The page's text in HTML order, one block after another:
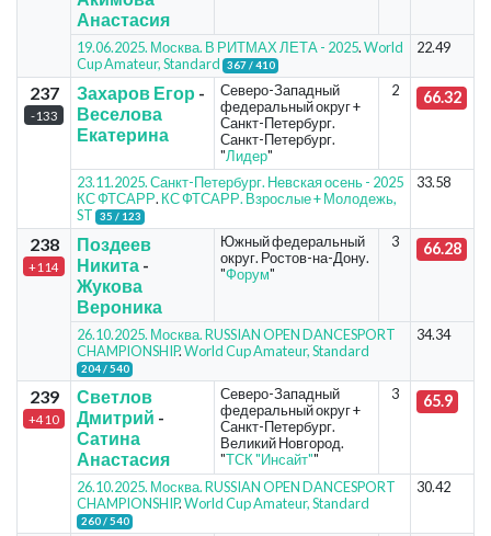
Анастасия
19.06.2025. Москва. В РИТМАХ ЛЕТА - 2025.World
Cup Amateur, Standard
367 / 410
22.49
237
-133
Захаров Егор -
Веселова
Екатерина
Северо-Западный
федеральный округ +
Санкт-Петербург.
Санкт-Петербург.
"Лидер"
2 66.32
23.11.2025. Санкт-Петербург. Невская осень - 2025
КС ФТСАРР. КС ФТСАРР. Взрослые + Молодежь,
ST
35 / 123
33.58
238
+114
Поздеев
Никита-
Жукова
Вероника
Южный федеральный
округ. Ростов-на-Дону.
"Форум"
3 66.28
26.10.2025. Москва. RUSSIAN OPEN DANCESPORT
CHAMPIONSHIP.World Cup Amateur, Standard
204 / 540
34.34
239
+410
Светлов
Дмитрий -
Сатина
Анастасия
Северо-Западный
федеральный округ +
Санкт-Петербург.
Великий Новгород.
"ТСК "Инсайт""
3 65.9
26.10.2025. Москва. RUSSIAN OPEN DANCESPORT
CHAMPIONSHIP.World Cup Amateur, Standard
260 / 540
30.42